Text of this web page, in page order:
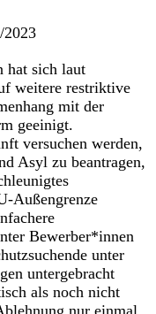
2023
hat sich laut
weitere restriktive
mit der
geeinigt.
versuchen werden,
Asyl zu beantragen,
Außengrenze
Bewerber*innen
unter
untergebracht
als noch nicht